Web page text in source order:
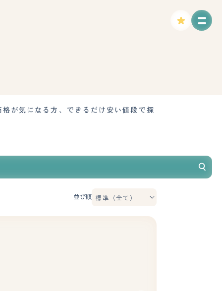
が気になる方、できるだけ安い値段で探
並び順